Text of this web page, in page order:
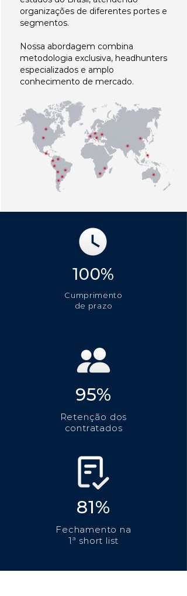
organizações de diferentes portes e
segmentos.
Nossa abordagem combina
metodologia exclusiva, headhunters
especializados e amplo
conhecimento de mercado.
100%
Cumprimento
de prazo
95%
Retenção dos
contratados
81%
Fechamento na
1ª short list